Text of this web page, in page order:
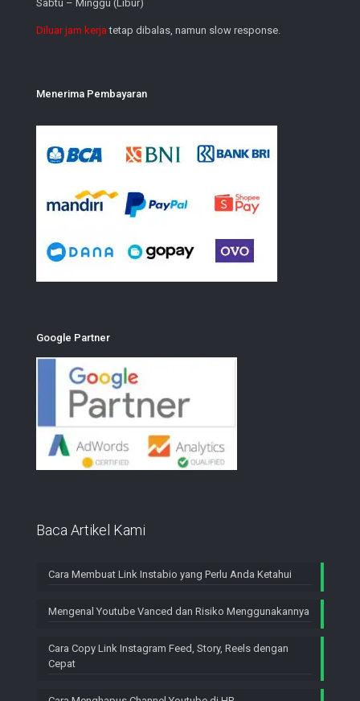
Sabtu – Minggu (Libur)
Diluar jam kerja tetap dibalas, namun slow response.
Menerima Pembayaran
Google Partner
Baca Artikel Kami
Cara Membuat Link Instabio yang Perlu Anda Ketahui
Mengenal Youtube Vanced dan Risiko Menggunakannya
Cara Copy Link Instagram Feed, Story, Reels dengan
Cepat